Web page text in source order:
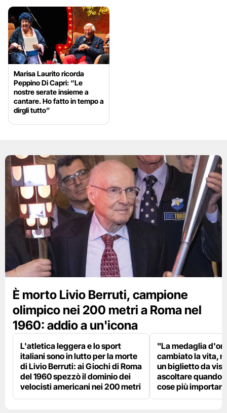
Marisa Laurito ricorda
Peppino Di Capri: “Le
nostre serate insieme a
cantare. Ho fatto in tempo a
dirgli tutto”
È morto Livio Berruti, campione
olimpico nei 200 metri a Roma nel
1960: addio a un'icona
L'atletica leggera e lo sport
italiani sono in lutto per la morte
di Livio Berruti: ai Giochi di Roma
del 1960 spezzò il dominio dei
velocisti americani nei 200 metri
"La medaglia
cambiato la vita,
un biglietto da
ascoltare quando
cose più